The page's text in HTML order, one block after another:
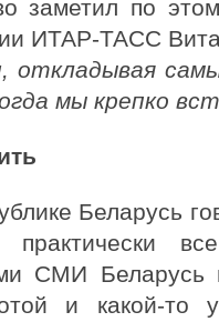
заметил по
ИТАР-ТАСС
откладывая
мы крепко
Беларусь
все
СМИ Беларусь
и какой-то